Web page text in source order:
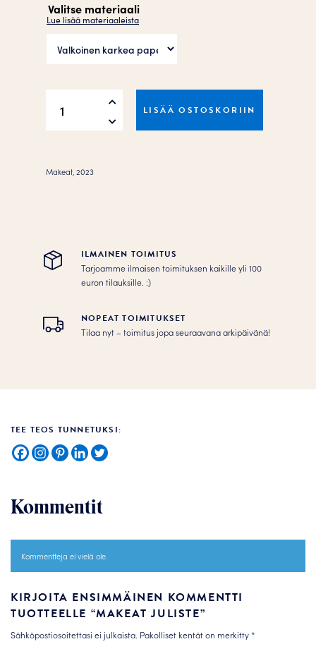
Valitse materiaali
Lue lisää materiaaleista
Juliste
LISÄÄ OSTOSKORIIN
Makeat, 2023
ILMAINEN TOIMITUS
Tarjoamme ilmaisen toimituksen kaikille yli 100
euron tilauksille. :­­)
NOPEAT TOIMITUKSET
Tilaa nyt – toimitus jopa seuraavana arkipäivänä!
TEE TEOS TUNNETUKSI:
Kommentit
Kommentteja ei vielä ole.
KIRJOITA ENSIMMÄINEN KOMMENTTI
TUOTTEELLE “MAKEAT JULISTE”
Sähköpostiosoitettasi ei julkaista. Pakolliset kentät on merkitty*